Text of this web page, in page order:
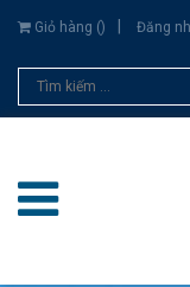
Giỏ hàng () Đăng